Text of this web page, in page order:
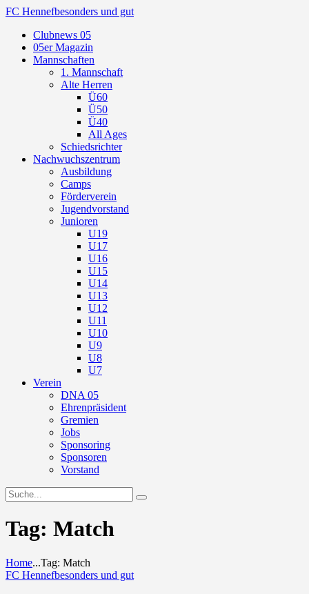
FC Hennefbesonders und gut
Clubnews 05
05er Magazin
Mannschaften
1. Mannschaft
Alte Herren
Ü60
Ü50
Ü40
All Ages
Schiedsrichter
Nachwuchszentrum
Ausbildung
Camps
Förderverein
Jugendvorstand
Junioren
U19
U17
U16
U15
U14
U13
U12
U11
U10
U9
U8
U7
Verein
DNA 05
Ehrenpräsident
Gremien
Jobs
Sponsoring
Sponsoren
Vorstand
Tag: Match
Home...Tag: Match
FC Hennefbesonders und gut